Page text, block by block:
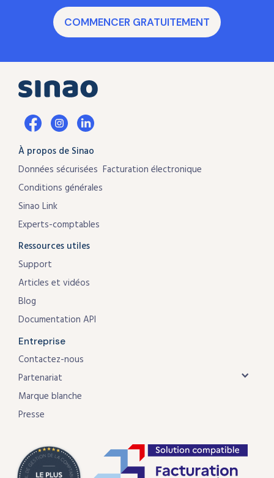
COMMENCER GRATUITEMENT
À propos de Sinao
Données sécurisées
Conditions générales
Facturation électronique
Sinao Link
Experts-comptables
Ressources utiles
Support
Articles et vidéos
Blog
Documentation API
Entreprise
Contactez-nous
Partenariat
Marque blanche
Presse